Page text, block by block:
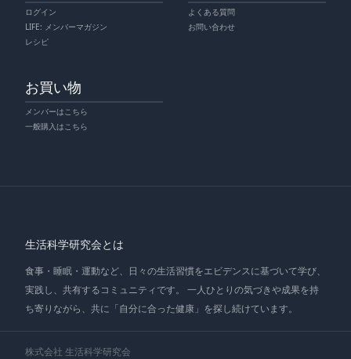
ログイン
LIFE: メンバーマガジン
レシピ
よくある質問
お問い合わせ
お買い物
メンバーはこちら
一般購入はこちら
生活科学研究会とは
食事・睡眠・運動など、日々の生活習慣をエビデンスに基づいて学び、
実践し、共有するコミュニティです。 一人ひとりの気づきや成果を持
ち寄りながら、共に「自分に合った健康」を探し続けています。
株式会社 生活科学研究会